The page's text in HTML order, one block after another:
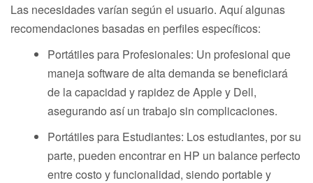
Las necesidades varían según el usuario. Aquí algunas
recomendaciones basadas en perfiles específicos:
Portátiles para Profesionales: Un profesional que
maneja software de alta demanda se beneficiará
de la capacidad y rapidez de Apple y Dell,
asegurando así un trabajo sin complicaciones.
Portátiles para Estudiantes: Los estudiantes, por su
parte, pueden encontrar en HP un balance perfecto
entre costo y funcionalidad, siendo portable y